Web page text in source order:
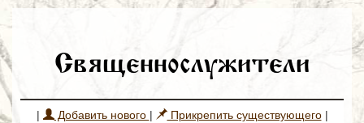
Священнослужители
| Добавить нового | Прикрепить существующего|